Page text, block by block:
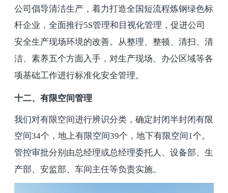
公司倡导清洁生产，着力打造全国短流程炼钢绿色标
杆企业，全面推行5S管理和目视化管理，促进公司
安全生产现场环境的改善。从整理、整顿、清扫、清
洁、素养五个方面入手，对生产现场、办公区域等各
项基础工作进行标准化安全管理。
十二、有限空间管理
我们对有限空间进行辨识分类，确定封闭半封闭有限
空间34个，地上有限空间39个，地下有限空间1个。
管控审批分别由总经理或总经理委托人、设备部、生
产部、安监部、车间主任等负责实施。